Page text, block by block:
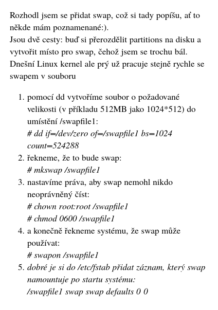
Rozhodl jsem se přidat swap, což si tady popíšu, ať to
někde mám poznamenané:).
Jsou dvě cesty: buď si přerozdělit partitions na disku a
vytvořit místo pro swap, čehož jsem se trochu bál.
Dnešní Linux kernel ale prý už pracuje stejně rychle se
swapem v souboru
pomocí dd vytvoříme soubor o požadované
velikosti (v příkladu 512MB jako 1024*512) do
umístění /swapfile1:
# dd if=/dev/zero of=/swapfile1 bs=1024
count=524288
řekneme, že to bude swap:
# mkswap /swapfile1
nastavíme práva, aby swap nemohl nikdo
neoprávněný číst:
# chown root:root /swapfile1
# chmod 0600 /swapfile1
a konečně řekneme systému, že swap může
používat:
# swapon /swapfile1
dobré je si do /etc/fstab přidat záznam, který swap
namountuje po startu systému:
/swapfile1 swap swap defaults 0 0